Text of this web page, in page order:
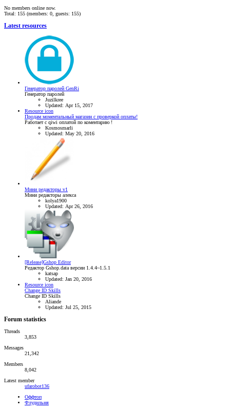
No members online now.
Total: 155 (members: 0, guests: 155)
Latest resources
Генератор паролей GenRi
Генератор паролей
Juzilkree
Updated: Apr 15, 2017
Resource icon
Продам моментальный магазин с проверкой оплаты!
Работает с qiwi оплатой по коментарию !
Kosmosmarli
Updated: May 20, 2016
Мини редакторы v1
Мини редакторы алекса
kolya1900
Updated: Apr 26, 2016
[Release]Gshop Editor
Редактор Gshop.data версии 1.4.4~1.5.1
katsap
Updated: Jan 20, 2016
Resource icon
Change ID Skills
Change ID Skills
Aliande
Updated: Jul 25, 2015
Forum statistics
Threads
3,853
Messages
21,342
Members
8,042
Latest member
ufarobot136
Оффтоп
Флудильня